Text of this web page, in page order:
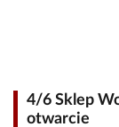
4/6 Sklep
otwarcie